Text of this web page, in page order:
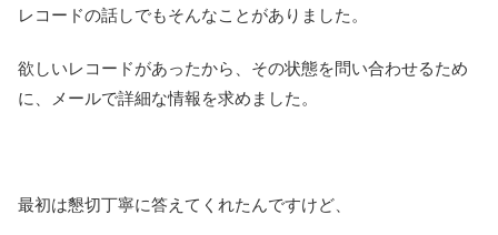
レコードの話しでもそんなことがありました。
欲しいレコードがあったから、その状態を問い合わせるため
に、メールで詳細な情報を求めました。
最初は懇切丁寧に答えてくれたんですけど、